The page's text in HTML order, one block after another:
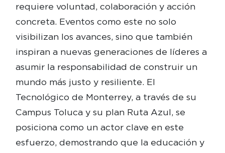
requiere voluntad, colaboración y acción
concreta. Eventos como este no solo
visibilizan los avances, sino que también
inspiran a nuevas generaciones de líderes a
asumir la responsabilidad de construir un
mundo más justo y resiliente. El
Tecnológico de Monterrey, a través de su
Campus Toluca y su plan Ruta Azul, se
posiciona como un actor clave en este
esfuerzo, demostrando que la educación y